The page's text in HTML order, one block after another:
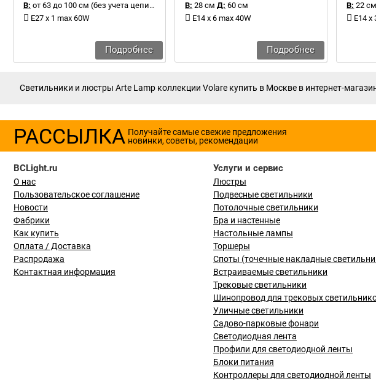
В: от 63 до 100 см (без учета цепи)
40 см
E27 x 1 max 60W
Подробнее
В: 28 см Д: 60 см
E14 x 6 max 40W
Подробнее
В: 22 см
E14 x
Светильники и люстры Arte Lamp коллекции Volare купить в Москве в интернет-
РАССЫЛКА Получайте самые свежие предложения
новинки, советы, рекомендации
BCLight.ru
О нас
Пользовательское соглашение
Новости
Фабрики
Как купить
Оплата / Доставка
Распродажа
Контактная информация
Услуги и сервис
Люстры
Подвесные светильники
Потолочные светильники
Бра и настенные
Настольные лампы
Торшеры
Споты (точечные накладные
Встраиваемые светильники
Трековые светильники
Шинопровод для трековых
Уличные светильники
Садово-парковые фонари
Светодиодная лента
Профили для светодиодной ленты
Блоки питания
Контроллеры для светодиодной ленты